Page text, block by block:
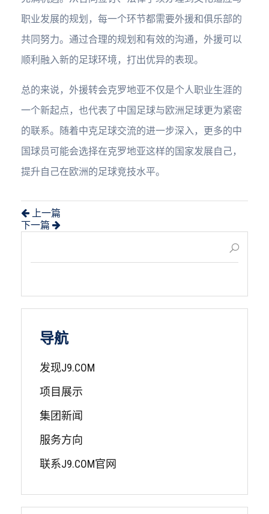
职业发展的规划，每一个环节都需要外援和俱乐部的
共同努力。通过合理的规划和有效的沟通，外援可以
顺利融入新的足球环境，打出优异的表现。
总的来说，外援转会克罗地亚不仅是个人职业生涯的
一个新起点，也代表了中国足球与欧洲足球更为紧密
的联系。随着中克足球交流的进一步深入，更多的中
国球员可能会选择在克罗地亚这样的国家发展自己，
提升自己在欧洲的足球竞技水平。
上一篇
下一篇
导航
发现J9.COM
项目展示
集团新闻
服务方向
联系J9.COM官网